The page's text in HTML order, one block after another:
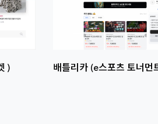
)
배틀리카 (e스포츠 토너먼